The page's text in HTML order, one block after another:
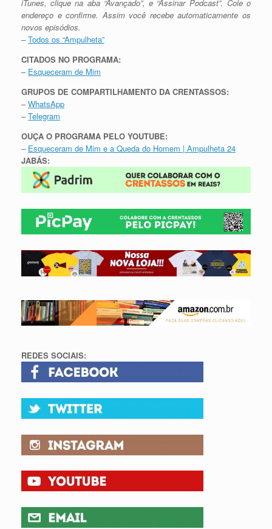
iTunes, clique na aba “Avançado”, e “Assinar Podcast”. Cole o
endereço e confirme. Assim você recebe automaticamente os
novos episódios.
–Todos os “Ampulheta”
CITADOS NO PROGRAMA:
– Esqueceram de Mim
GRUPOS DE COMPARTILHAMENTO DA CRENTASSOS:
–WhatsApp
–Telegram
OUÇA O PROGRAMA PELO YOUTUBE:
– Esqueceram de Mim e a Queda do Homem | Ampulheta 24
JABÁS:
REDES SOCIAIS: